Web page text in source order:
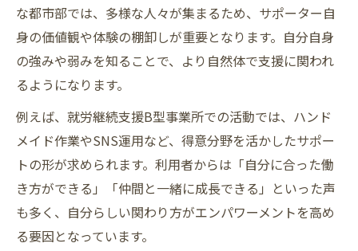
な都市部では、多様な人々が集まるため、サポーター自
身の価値観や体験の棚卸しが重要となります。自分自身
の強みや弱みを知ることで、より自然体で支援に関われ
るようになります。
例えば、就労継続支援B型事業所での活動では、ハンド
メイド作業やSNS運用など、得意分野を活かしたサポー
トの形が求められます。利用者からは「自分に合った働
き方ができる」「仲間と一緒に成長できる」といった声
も多く、自分らしい関わり方がエンパワーメントを高め
る要因となっています。